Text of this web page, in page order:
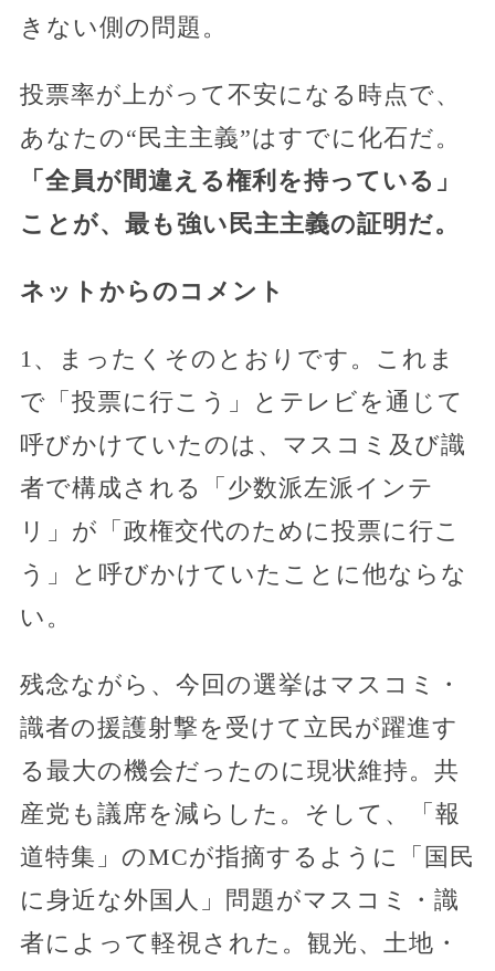
きない側の問題。
投票率が上がって不安になる時点で、
あなたの“民主主義”はすでに化石だ。
「全員が間違える権利を持っている」
ことが、最も強い民主主義の証明だ。
ネットからのコメント
1、まったくそのとおりです。これま
で「投票に行こう」とテレビを通じて
呼びかけていたのは、マスコミ及び識
者で構成される「少数派左派インテ
リ」が「政権交代のために投票に行こ
う」と呼びかけていたことに他ならな
い。
残念ながら、今回の選挙はマスコミ・
識者の援護射撃を受けて立民が躍進す
る最大の機会だったのに現状維持。共
産党も議席を減らした。そして、「報
道特集」のMCが指摘するように「国民
に身近な外国人」問題がマスコミ・識
者によって軽視された。観光、土地・